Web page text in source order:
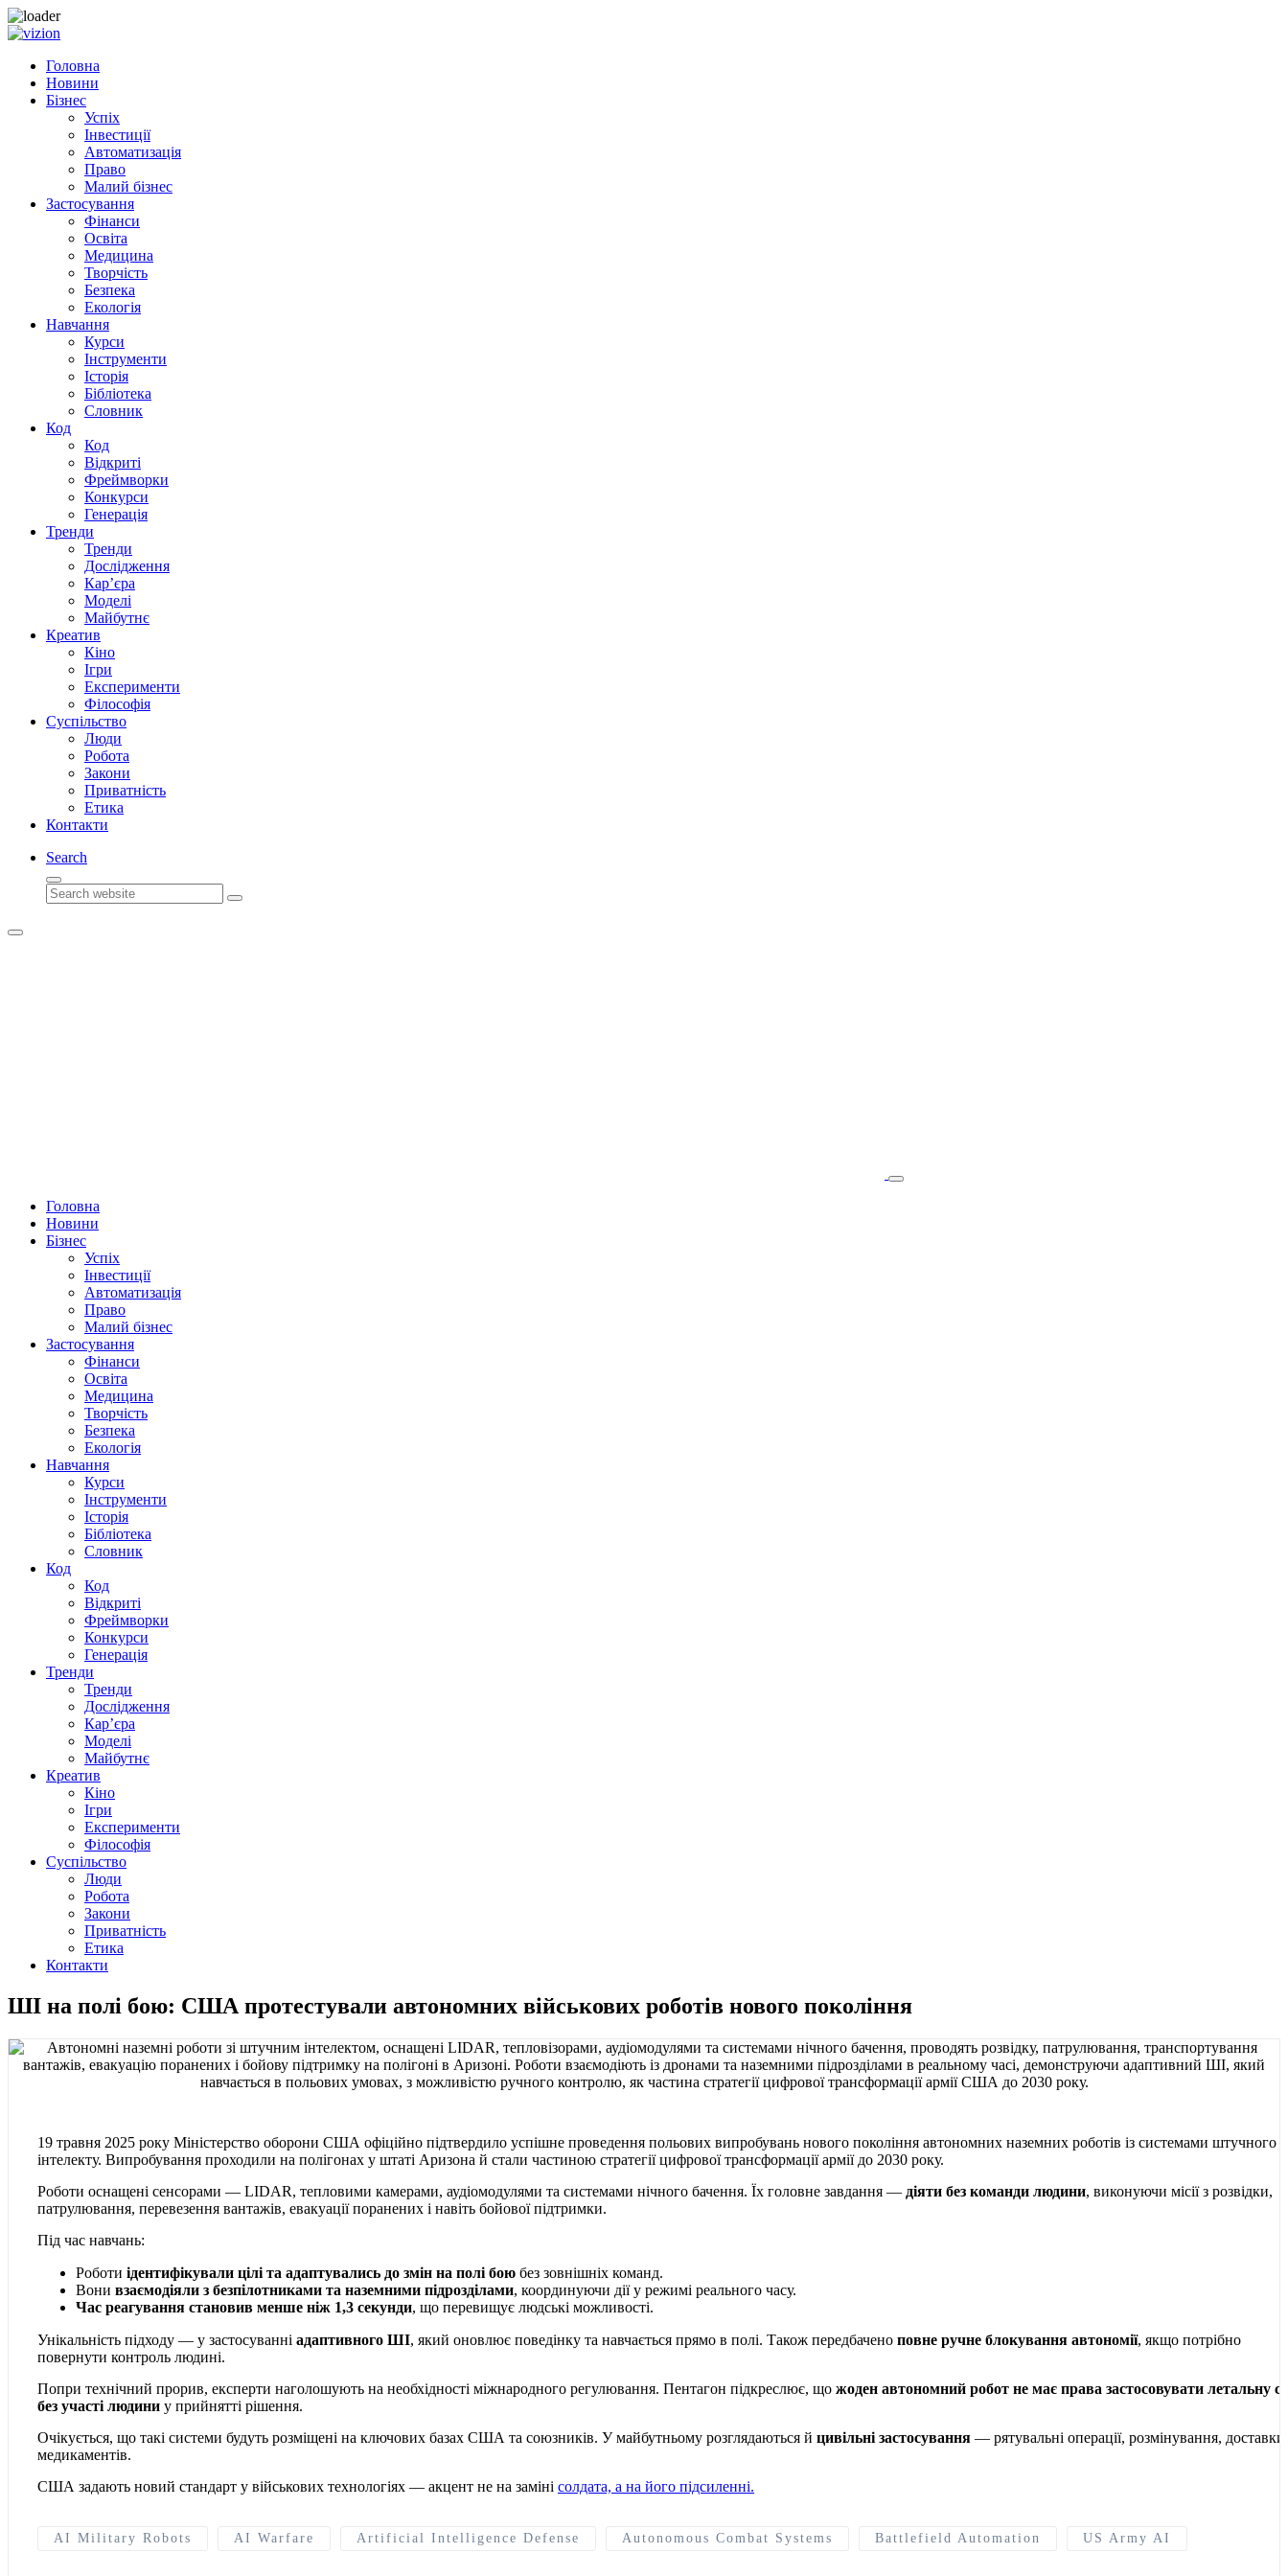
Skip to content
Головна
Новини
Бізнес
Успіх
Інвестиції
Автоматизація
Право
Малий бізнес
Застосування
Фінанси
Освіта
Медицина
Творчість
Безпека
Екологія
Навчання
Курси
Інструменти
Історія
Бібліотека
Словник
Код
Код
Відкриті
Фреймворки
Конкурси
Генерація
Тренди
Тренди
Дослідження
Кар’єра
Моделі
Майбутнє
Креатив
Кіно
Ігри
Експерименти
Філософія
Суспільство
Люди
Робота
Закони
Приватність
Етика
Контакти
Search
Search
Головна
Новини
Бізнес
Успіх
Інвестиції
Автоматизація
Право
Малий бізнес
Застосування
Фінанси
Освіта
Медицина
Творчість
Безпека
Екологія
Навчання
Курси
Інструменти
Історія
Бібліотека
Словник
Код
Код
Відкриті
Фреймворки
Конкурси
Генерація
Тренди
Тренди
Дослідження
Кар’єра
Моделі
Майбутнє
Креатив
Кіно
Ігри
Експерименти
Філософія
Суспільство
Люди
Робота
Закони
Приватність
Етика
Контакти
ШІ на полі бою: США протестували автономних військових роботів нового покоління
19 травня 2025 року Міністерство оборони США офіційно підтвердило успішне проведення польових випробувань нового покоління автономних наземних роботів із системами штучного
інтелекту. Випробування проходили на полігонах у штаті Аризона й стали частиною стратегії цифрової трансформації армії до 2030 року.
Роботи оснащені сенсорами — LIDAR, тепловими камерами, аудіомодулями та системами нічного бачення. Їх головне завдання — діяти без команди людини, виконуючи місії з розвідки,
патрулювання, перевезення вантажів, евакуації поранених і навіть бойової підтримки.
Під час навчань:
Роботи ідентифікували цілі та адаптувались до змін на полі бою без зовнішніх команд.
Вони взаємодіяли з безпілотниками та наземними підрозділами, координуючи дії у режимі реального часу.
Час реагування становив менше ніж 1,3 секунди, що перевищує людські можливості.
Унікальність підходу — у застосуванні адаптивного ШІ, який оновлює поведінку та навчається прямо в полі. Також передбачено повне ручне блокування автономії, якщо потрібно
повернути контроль людині.
Попри технічний прорив, експерти наголошують на необхідності міжнародного регулювання. Пентагон підкреслює, що жоден автономний робот не має права застосовувати летальну
без участі людини у прийнятті рішення.
Очікується, що такі системи будуть розміщені на ключових базах США та союзників. У майбутньому розглядаються й цивільні застосування — рятувальні операції, розмінування, доставки
медикаментів.
США задають новий стандарт у військових технологіях — акцент не на заміні солдата, а на його підсиленні.
AI Military Robots AI Warfare Artificial Intelligence Defense Autonomous Combat Systems Battlefield Automation US Army AI